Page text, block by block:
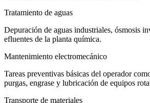
Tratamiento de aguas
Depuración de aguas industriales, ósmosis
efluentes de la planta química.
Mantenimiento electromecánico
Tareas preventivas básicas del operador
purgas, engrase y lubricación de equipos
Transporte de materiales